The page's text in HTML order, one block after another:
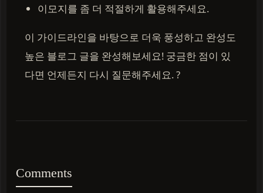
이모지를 좀 더 적절하게 활용해주세요.
이 가이드라인을 바탕으로 더욱 풍성하고 완성도
높은 블로그 글을 완성해보세요! 궁금한 점이 있
다면 언제든지 다시 질문해주세요. ?
Comments